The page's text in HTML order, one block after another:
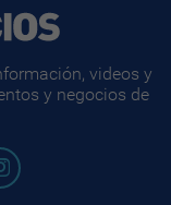
videos y
y negocios de